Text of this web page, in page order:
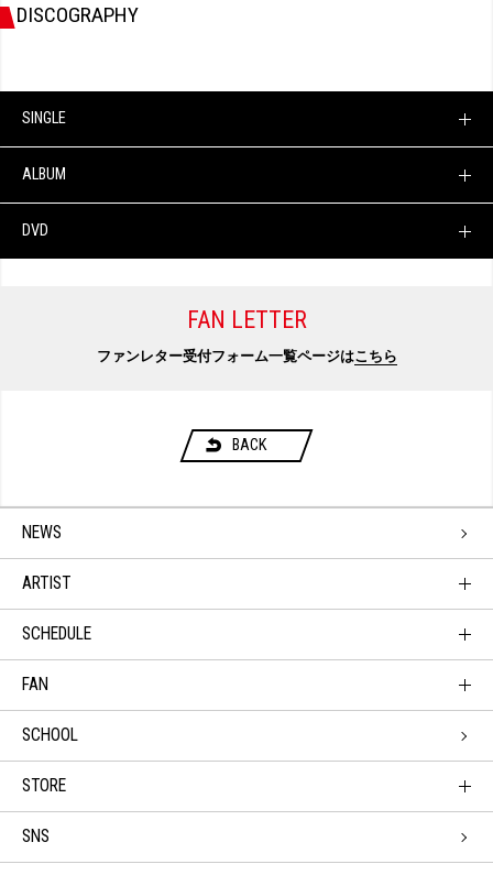
DISCOGRAPHY
SINGLE
ALBUM
DVD
FAN LETTER
ファンレター受付フォーム一覧ページはこちら
BACK
NEWS
ARTIST
SCHEDULE
FAN
SCHOOL
STORE
SNS